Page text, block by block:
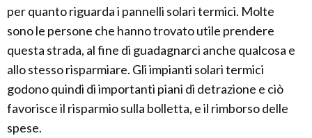
per quanto riguarda i pannelli solari termici. Molte
sono le persone che hanno trovato utile prendere
questa strada, al fine di guadagnarci anche qualcosa e
allo stesso risparmiare. Gli impianti solari termici
godono quindi di importanti piani di detrazione e ciò
favorisce il risparmio sulla bolletta, e il rimborso delle
spese.